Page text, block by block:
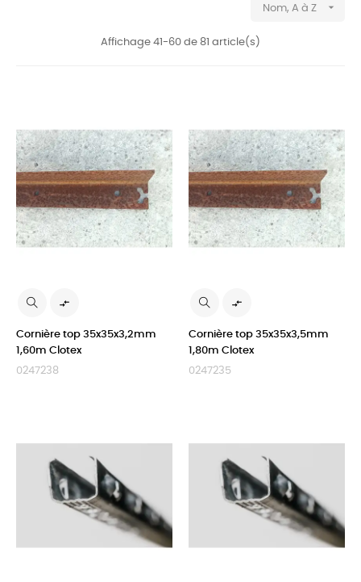
Nom, A à Z 
Affichage 41-60 de 81 article(s)

Cornière top 35x35x3,2mm
1,60m Clotex
0247238

Cornière top 35x35x3,5mm
1,80m Clotex
0247235